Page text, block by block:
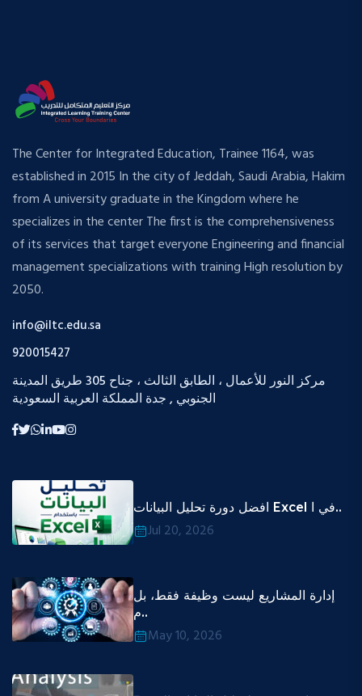
The Center for Integrated Education, Trainee 1164, was
established in 2015 In the city of Jeddah, Saudi Arabia, Hakim
from A university graduate in the Kingdom where he
specializes in the center The first is the comprehensiveness
of its services that target everyone Engineering and financial
management specializations with training High resolution by
2050.
info@iltc.edu.sa
920015427
مركز النور للأعمال ، الطابق الثالث ، جناح 305 طريق المدينة
الجنوبي , جدة المملكة العربية السعودية
افضل دورة تحليل البيانات Excel في ا..
Jul 20, 2026
إدارة المشاريع ليست وظيفة فقط، بل
م..
May 10, 2026